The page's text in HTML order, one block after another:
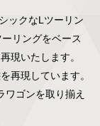
ックなLツーリン
リングをベース
現いたします。
再現しています。
ワゴンを取り揃え